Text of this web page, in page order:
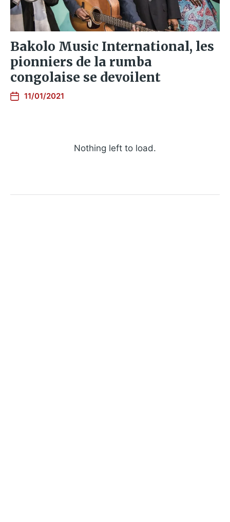
Bakolo Music International, les
pionniers de la rumba
congolaise se devoilent
11/01/2021
Nothing left to load.